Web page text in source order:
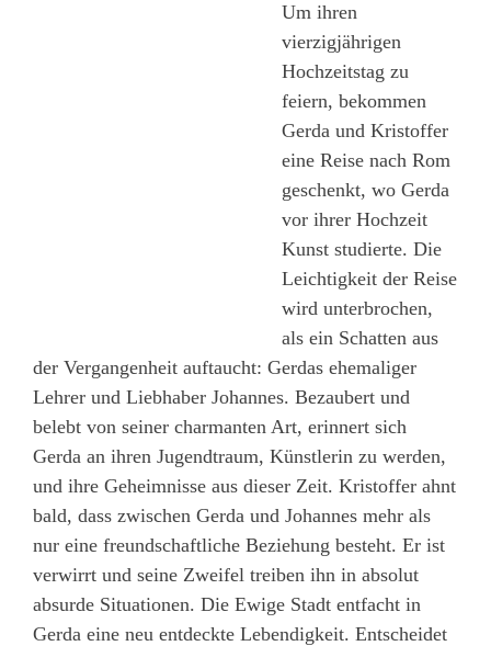
Um ihren
vierzigjährigen
Hochzeitstag zu
feiern, bekommen
Gerda und Kristoffer
eine Reise nach Rom
geschenkt, wo Gerda
vor ihrer Hochzeit
Kunst studierte. Die
Leichtigkeit der Reise
wird unterbrochen,
als ein Schatten aus
der Vergangenheit auftaucht: Gerdas ehemaliger
Lehrer und Liebhaber Johannes. Bezaubert und
belebt von seiner charmanten Art, erinnert sich
Gerda an ihren Jugendtraum, Künstlerin zu werden,
und ihre Geheimnisse aus dieser Zeit. Kristoffer ahnt
bald, dass zwischen Gerda und Johannes mehr als
nur eine freundschaftliche Beziehung besteht. Er ist
verwirrt und seine Zweifel treiben ihn in absolut
absurde Situationen. Die Ewige Stadt entfacht in
Gerda eine neu entdeckte Lebendigkeit. Entscheidet